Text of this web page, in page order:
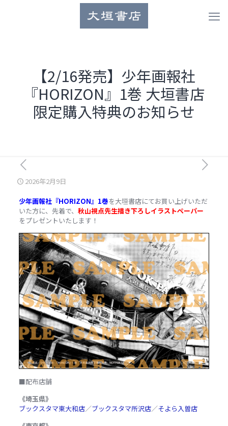
【2/16発売】少年画報社
『HORIZON』1巻 大垣書店
限定購入特典のお知らせ
2026年2月9日
少年画報社『HORIZON』1巻を大垣書店にてお買い上げいただ
いた方に、先着で、 秋山視点先生描き下ろしイラストペーパー
をプレゼントいたします！
■配布店舗
《埼玉県》
ブックスタマ東大和店／ブックスタマ所沢店／そよら入曽店